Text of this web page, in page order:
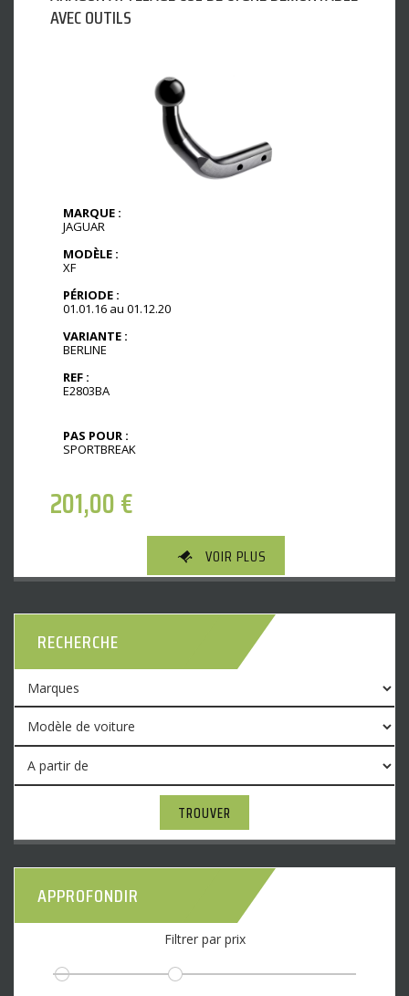
AVEC OUTILS
MARQUE :
JAGUAR
MODÈLE :
XF
PÉRIODE :
01.01.16 au 01.12.20
VARIANTE :
BERLINE
REF :
E2803BA
PAS POUR :
SPORTBREAK
201,00€
VOIR PLUS
RECHERCHE
TROUVER
APPROFONDIR
Filtrer par prix